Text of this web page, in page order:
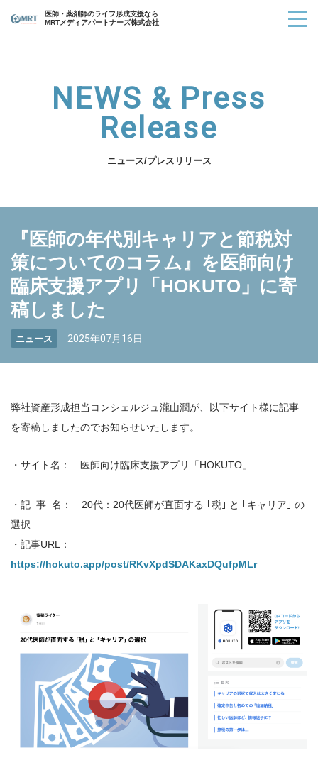
医師・薬剤師のライフ形成支援なら
MRTメディアパートナーズ株式会社
NEWS & Press
Release
ニュース/プレスリリース
『医師の年代別キャリアと節税対
策についてのコラム』を医師向け
臨床支援アプリ「HOKUTO」に寄
稿しました
ニュース 2025年07月16日
弊社資産形成担当コンシェルジュ瀧山潤が、以下サイト様に記事
を寄稿しましたのでお知らせいたします。
・サイト名： 医師向け臨床支援アプリ「HOKUTO」
・記 事 名： 20代：20代医師が直面する ｢税｣ と ｢キャリア｣ の
選択
・記事URL：
https://hokuto.app/post/RKvXpdSDAKaxDQufpMLr